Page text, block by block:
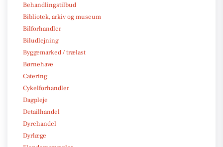
Behandlingstilbud
Bibliotek, arkiv og museum
Bilforhandler
Biludlejning
Byggemarked / trælast
Børnehave
Catering
Cykelforhandler
Dagpleje
Detailhandel
Dyrehandel
Dyrlæge